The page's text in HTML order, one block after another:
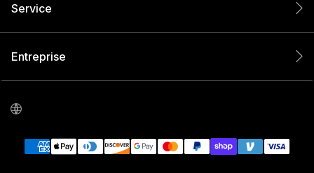
Service
Entreprise